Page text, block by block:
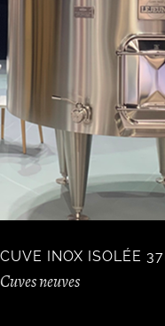
CUVE INOX ISOLÉE
Cuves neuves